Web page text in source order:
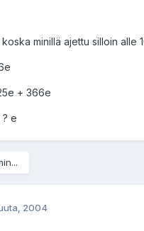
minillä ajettu silloin alle
+ 366e
e
2004